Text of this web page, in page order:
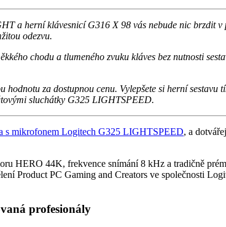
a herní klávesnicí G316 X 98 vás nebude nic brzdit
odezvu.
chodu a tlumeného zvuku kláves bez nutnosti
hodnotu za dostupnou cenu. Vylepšete si herní
sluchátky G325 LIGHTSPEED.
s mikrofonem Logitech G325 LIGHTSPEED, a
HERO 44K, frekvence snímání 8 kHz a tradičně
Product PC Gaming and Creators ve společnosti
profesionály